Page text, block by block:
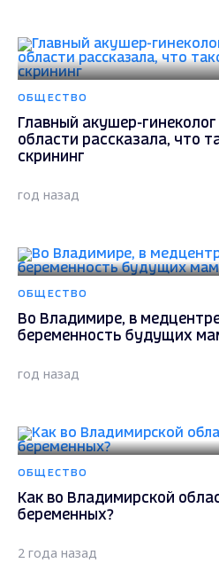
ОБЩЕСТВО
Главный акушер-
области рассказала, что
скрининг
год назад
ОБЩЕСТВО
Во Владимире, в
беременность будущих
год назад
ОБЩЕСТВО
Как во Владимирской
беременных?
2 года назад